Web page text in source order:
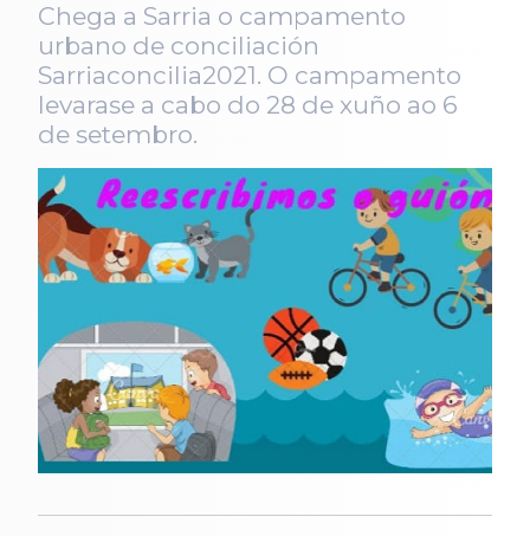
Chega a Sarria o campamento
urbano de conciliación
Sarriaconcilia2021. O campamento
levarase a cabo do 28 de xuño ao 6
de setembro.